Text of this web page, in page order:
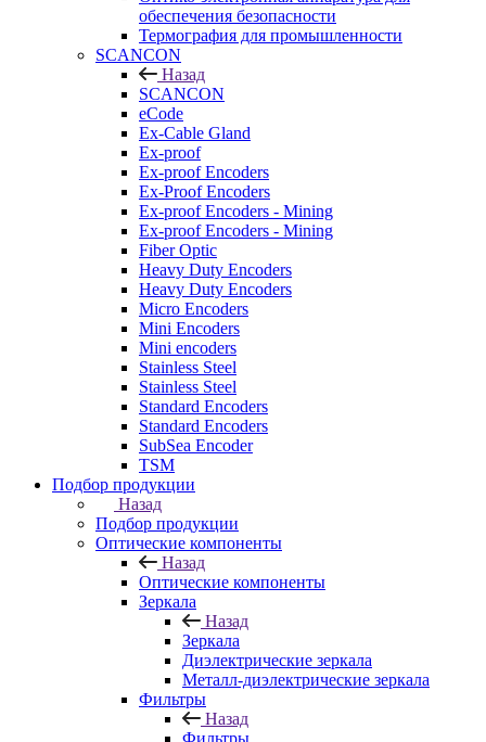
обеспечения безопасности
Термография для промышленности
SCANCON
Назад
SCANCON
eCode
Ex-Cable Gland
Ex-proof
Ex-proof Encoders
Ex-Proof Encoders
Ex-proof Encoders - Mining
Ex-proof Encoders - Mining
Fiber Optic
Heavy Duty Encoders
Heavy Duty Encoders
Micro Encoders
Mini Encoders
Mini encoders
Stainless Steel
Stainless Steel
Standard Encoders
Standard Encoders
SubSea Encoder
TSM
Подбор продукции
Назад
Подбор продукции
Оптические компоненты
Назад
Оптические компоненты
Зеркала
Назад
Зеркала
Диэлектрические зеркала
Металл-диэлектрические зеркала
Фильтры
Назад
Фильтры